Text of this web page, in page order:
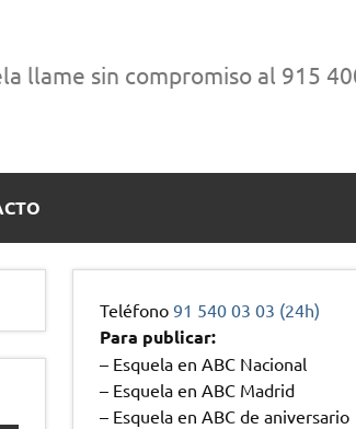
llame sin compromiso al 915
Teléfono91 540 03 03 (24h)
Para publicar:
– Esquela en ABC Nacional
– Esquela en ABC Madrid
– Esquela en ABC de aniversario